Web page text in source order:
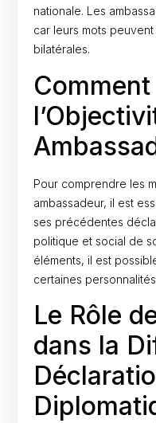
nationale. Les
car leurs mots
bilatérales.
Pour comprendre les
ambassadeur, il est
ses précédentes
politique et social de
éléments, il est
certaines
Le Rôle
dans la